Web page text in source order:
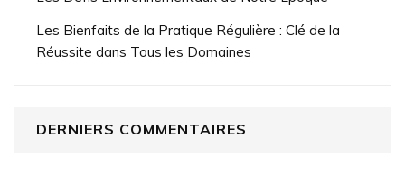
Les Bienfaits de la Pratique Régulière : Clé de la
Réussite dans Tous les Domaines
DERNIERS COMMENTAIRES